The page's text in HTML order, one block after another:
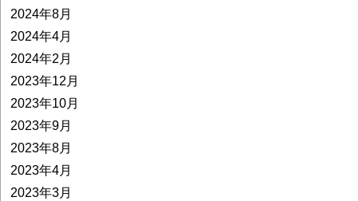
2024年8月
2024年4月
2024年2月
2023年12月
2023年10月
2023年9月
2023年8月
2023年4月
2023年3月